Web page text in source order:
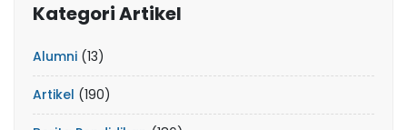
Kategori Artikel
Alumni (13)
Artikel (190)